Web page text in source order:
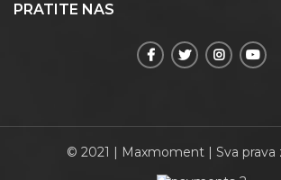
PRATITE NAS
© 2021 | Maxmoment | Sva prava